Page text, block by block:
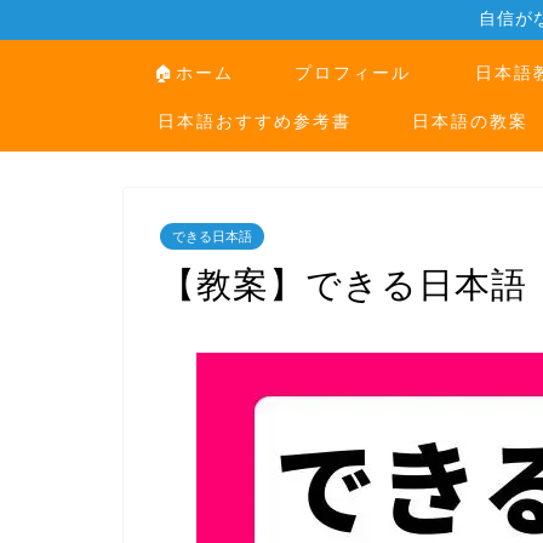
自信が
🏠ホーム プロフィール 日本語
日本語おすすめ参考書 日本語の教案
できる日本語
【教案】できる日本